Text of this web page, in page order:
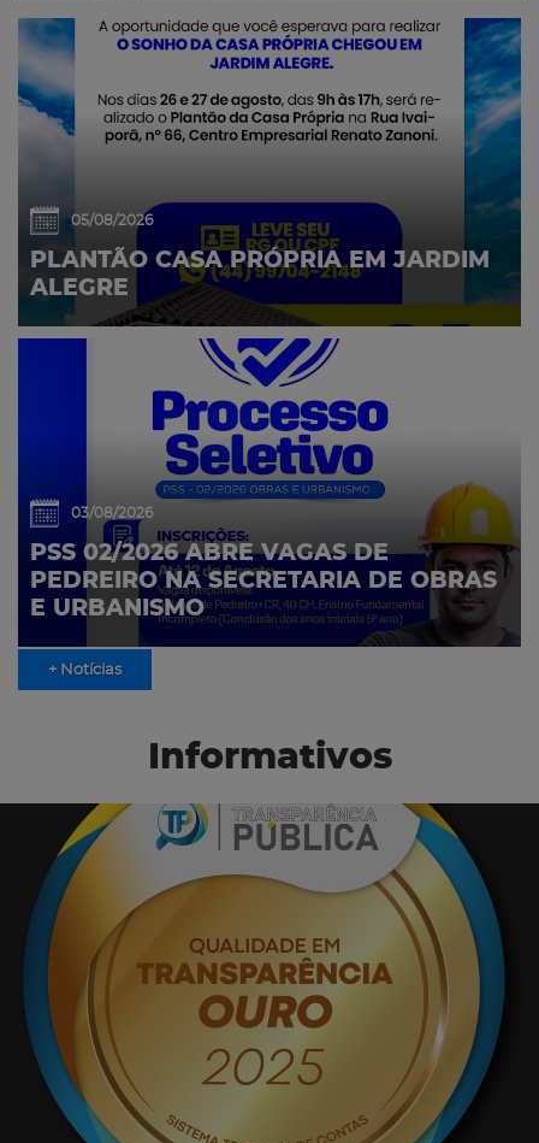
05/08/2026
PLANTÃO CASA PRÓPRIA EM JARDIM
ALEGRE
03/08/2026
PSS 02/2026 ABRE VAGAS DE
PEDREIRO NA SECRETARIA DE OBRAS
E URBANISMO
+ Notícias
Informativos